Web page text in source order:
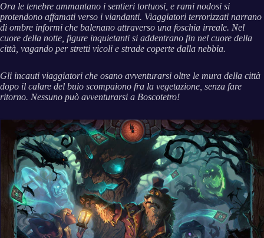
Ora le tenebre ammantano i sentieri tortuosi, e rami nodosi si
protendono affamati verso i viandanti. Viaggiatori terrorizzati narrano
di ombre informi che balenano attraverso una foschia irreale. Nel
cuore della notte, figure inquietanti si addentrano fin nel cuore della
città, vagando per stretti vicoli e strade coperte dalla nebbia.
Gli incauti viaggiatori che osano avventurarsi oltre le mura della città
dopo il calare del buio scompaiono fra la vegetazione, senza fare
ritorno. Nessuno può avventurarsi a Boscotetro!